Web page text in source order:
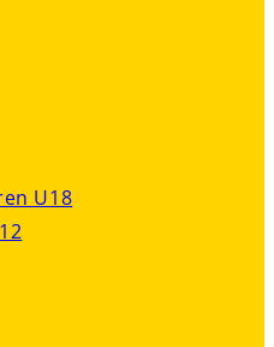
U18